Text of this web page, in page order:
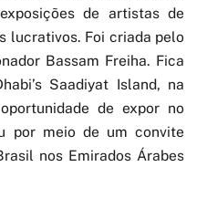
de artistas de
lucrativos. Foi criada pelo
Bassam Freiha. Fica
Saadiyat Island, na
de expor no
por meio de um convite
nos Emirados Árabes